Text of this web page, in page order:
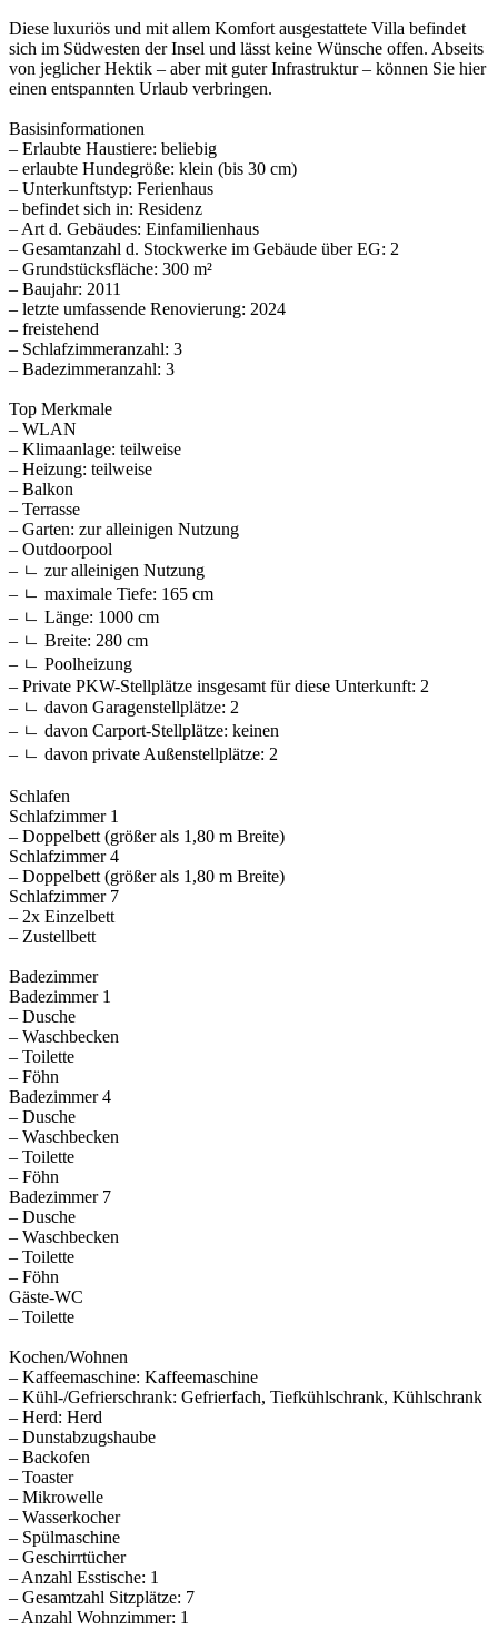
Diese luxuriös und mit allem Komfort ausgestattete Villa befindet
sich im Südwesten der Insel und lässt keine Wünsche offen. Abseits
von jeglicher Hektik – aber mit guter Infrastruktur – können Sie hier
einen entspannten Urlaub verbringen.
Basisinformationen
– Erlaubte Haustiere: beliebig
– erlaubte Hundegröße: klein (bis 30 cm)
– Unterkunftstyp: Ferienhaus
– befindet sich in: Residenz
– Art d. Gebäudes: Einfamilienhaus
– Gesamtanzahl d. Stockwerke im Gebäude über EG: 2
– Grundstücksfläche: 300 m²
– Baujahr: 2011
– letzte umfassende Renovierung: 2024
– freistehend
– Schlafzimmeranzahl: 3
– Badezimmeranzahl: 3
Top Merkmale
– WLAN
– Klimaanlage: teilweise
– Heizung: teilweise
– Balkon
– Terrasse
– Garten: zur alleinigen Nutzung
– Outdoorpool
– ㄴ zur alleinigen Nutzung
– ㄴ maximale Tiefe: 165 cm
– ㄴ Länge: 1000 cm
– ㄴ Breite: 280 cm
– ㄴ Poolheizung
– Private PKW-Stellplätze insgesamt für diese Unterkunft: 2
– ㄴ davon Garagenstellplätze: 2
– ㄴ davon Carport-Stellplätze: keinen
– ㄴ davon private Außen­stellplätze: 2
Schlafen
Schlafzimmer 1
– Doppelbett (größer als 1,80 m Breite)
Schlafzimmer 4
– Doppelbett (größer als 1,80 m Breite)
Schlafzimmer 7
– 2x Einzelbett
– Zustellbett
Badezimmer
Badezimmer 1
– Dusche
– Waschbecken
– Toilette
– Föhn
Badezimmer 4
– Dusche
– Waschbecken
– Toilette
– Föhn
Badezimmer 7
– Dusche
– Waschbecken
– Toilette
– Föhn
Gäste-WC
– Toilette
Kochen/Wohnen
– Kaffeemaschine: Kaffeemaschine
– Kühl-/Gefrierschrank: Gefrierfach, Tiefkühlschrank, Kühlschrank
– Herd: Herd
– Dunstabzugshaube
– Backofen
– Toaster
– Mikrowelle
– Wasserkocher
– Spülmaschine
– Geschirrtücher
– Anzahl Esstische: 1
– Gesamtzahl Sitzplätze: 7
– Anzahl Wohnzimmer: 1